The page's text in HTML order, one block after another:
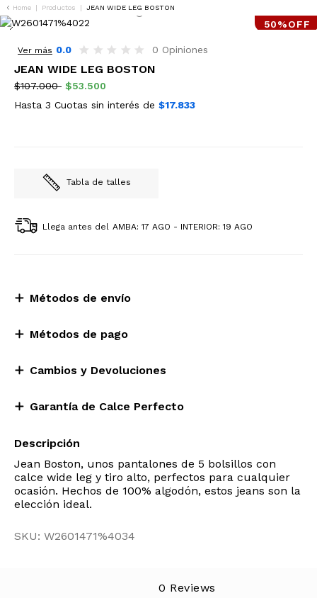
Home | Productos | JEAN WIDE LEG BOSTON
50%OFF
Ver más 0.0 0 Opiniones
JEAN WIDE LEG BOSTON
$107.000 $53.500
Hasta 3 Cuotas sin interés de $17.833
Tabla de talles
Llega antes del AMBA: 17 AGO - INTERIOR: 19 AGO
Métodos de envío
Métodos de pago
Cambios y Devoluciones
Garantía de Calce Perfecto
Descripción
Jean Boston, unos pantalones de 5 bolsillos con
calce wide leg y tiro alto, perfectos para cualquier
ocasión. Hechos de 100% algodón, estos jeans son la
elección ideal.
SKU: W2601471%4034
0 Reviews